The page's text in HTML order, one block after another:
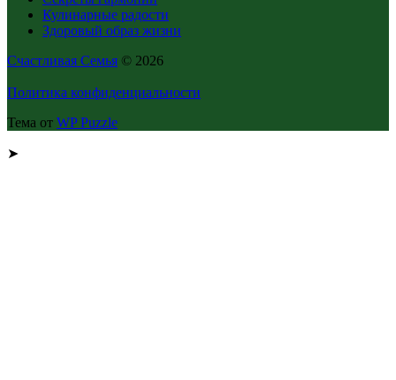
Кулинарные радости
Здоровый образ жизни
Счастливая Семья © 2026
Политика конфиденциальности
Тема от WP Puzzle
➤